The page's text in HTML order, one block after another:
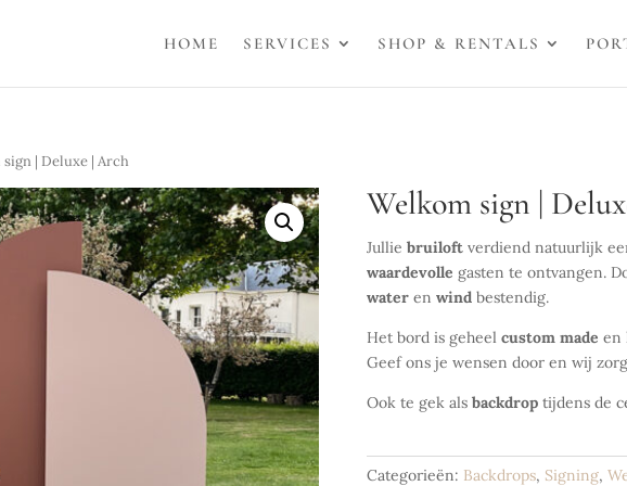
HOME SERVICES SHOP & RENTALS
| Deluxe | Arch
Welkom sign |
Jullie bruiloftverdiend natuurlijk
waardevolle gasten te ontvangen.
wateren windbestendig.
Het bord is geheel custom made en
Geef ons je wensen door en wij
Ook te gek als backdroptijdens de
Categorieën: Backdrops, Signing,